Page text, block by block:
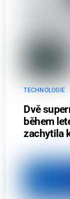
TECHNOLOGIE
Dvě
během
zachytila